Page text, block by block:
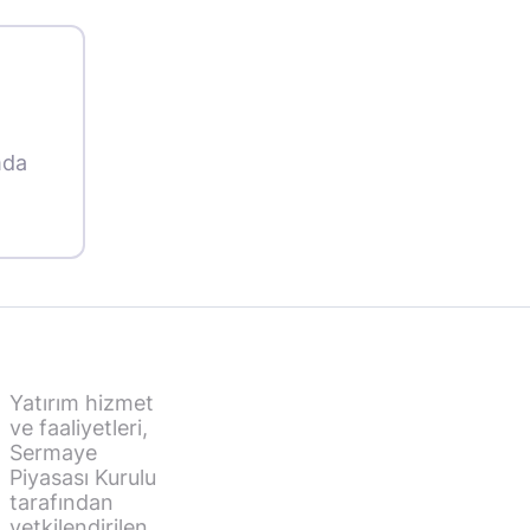
Yatırım hizmet
ve faaliyetleri,
Sermaye
Piyasası Kurulu
tarafından